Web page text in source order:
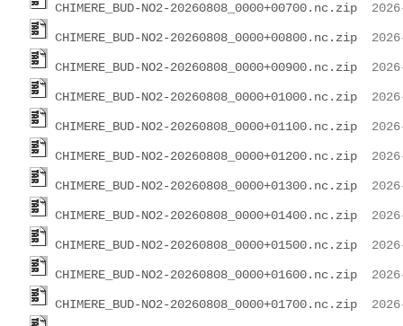
CHIMERE_BUD-NO2-20260808_0000+00700.nc.zip
CHIMERE_BUD-NO2-20260808_0000+00800.nc.zip
CHIMERE_BUD-NO2-20260808_0000+00900.nc.zip
CHIMERE_BUD-NO2-20260808_0000+01000.nc.zip
CHIMERE_BUD-NO2-20260808_0000+01100.nc.zip
CHIMERE_BUD-NO2-20260808_0000+01200.nc.zip
CHIMERE_BUD-NO2-20260808_0000+01300.nc.zip
CHIMERE_BUD-NO2-20260808_0000+01400.nc.zip
CHIMERE_BUD-NO2-20260808_0000+01500.nc.zip
CHIMERE_BUD-NO2-20260808_0000+01600.nc.zip
CHIMERE_BUD-NO2-20260808_0000+01700.nc.zip